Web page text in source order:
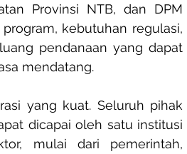
Provinsi NTB, dan DPM
kebutuhan regulasi,
pendanaan yang dapat
mendatang.
yang kuat. Seluruh pihak
dicapai oleh satu institusi
mulai dari pemerintah,